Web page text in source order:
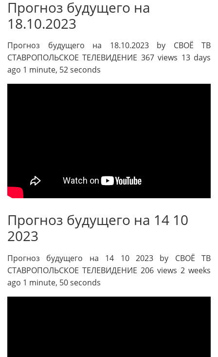
Прогноз будущего на
18.10.2023
Прогноз будущего на 18.10.2023 by СВОЁ ТВ
СТАВРОПОЛЬСКОЕ ТЕЛЕВИДЕНИЕ 367 views 13 days
ago 1 minute, 52 seconds
Прогноз будущего на 14 10
2023
Прогноз будущего на 14 10 2023 by СВОЁ ТВ
СТАВРОПОЛЬСКОЕ ТЕЛЕВИДЕНИЕ 206 views 2 weeks
ago 1 minute, 50 seconds